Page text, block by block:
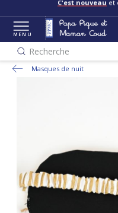
C'est nouveau et
MENU
Recherche
Masques de nuit